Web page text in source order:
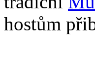
hostům